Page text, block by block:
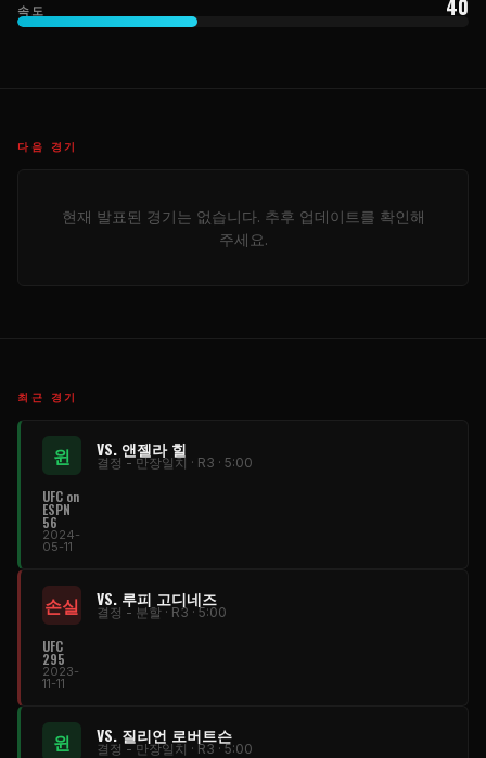
속도 40
다음 경기
현재 발표된 경기는 없습니다. 추후 업데이트를 확인해
주세요.
최근 경기
윈 VS. 앤젤라 힐
결정 - 만장일치 · R3 · 5:00
UFC on
ESPN
56
2024-
05-11
손실 VS. 루피 고디네즈
결정 - 분할 · R3 · 5:00
UFC
295
2023-
11-11
윈 VS. 질리언 로버트슨
결정 - 만장일치 · R3 · 5:00